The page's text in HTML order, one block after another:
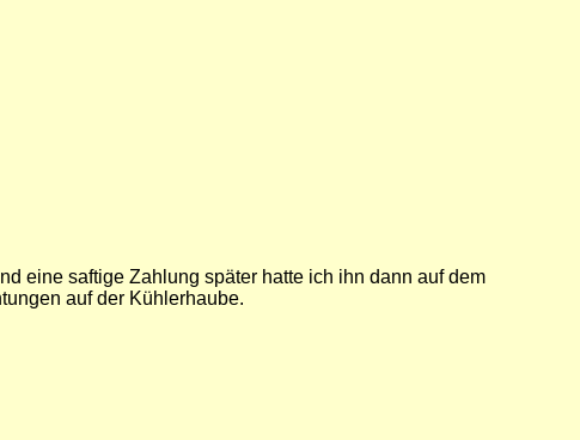
eine saftige Zahlung später hatte ich ihn dann auf dem
auf der Kühlerhaube.